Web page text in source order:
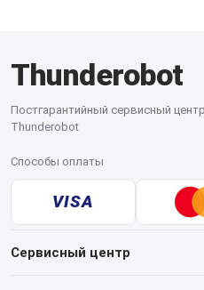
подготовьте пароль
сохраните важные файлы.
Thunderobot
Постгарантийный сервисный центр
Thunderobot
Способы оплаты
VISA
Сервисный центр